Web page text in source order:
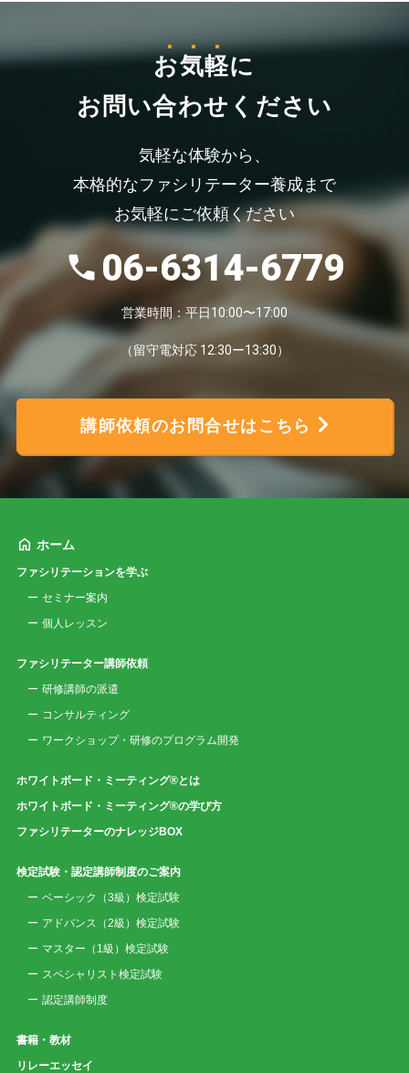
お気軽に
お問い合わせください
気軽な体験から、
本格的なファシリテーター養成まで
お気軽にご依頼ください
06-6314-6779
営業時間：平日10:00〜17:00
（留守電対応 12:30ー13:30）
講師依頼のお問合せはこちら
ホーム
ファシリテーションを学ぶ
セミナー案内
個人レッスン
ファシリテーター講師依頼
研修講師の派遣
コンサルティング
ワークショップ・研修のプログラム開発
ホワイトボード・ミーティング®とは
ホワイトボード・ミーティング®の学び方
ファシリテーターのナレッジBOX
検定試験・認定講師制度のご案内
ベーシック（3級）検定試験
アドバンス（2級）検定試験
マスター（1級）検定試験
スペシャリスト検定試験
認定講師制度
書籍・教材
リレーエッセイ